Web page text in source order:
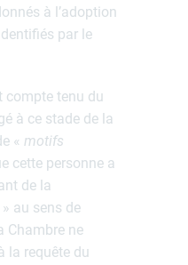
à l’adoption
par le
compte tenu du
à ce stade de la
« motifs
cette personne a
de la
au sens de
Chambre ne
la requête du